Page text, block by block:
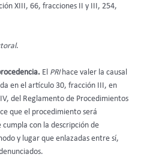
XIII, 66, fracciones II y III, 254,
.
El PRI hace valer la causal
en el artículo 30, fracción III, en
del Reglamento de Procedimientos
que el procedimiento será
con la descripción de
y lugar que enlazadas entre sí,